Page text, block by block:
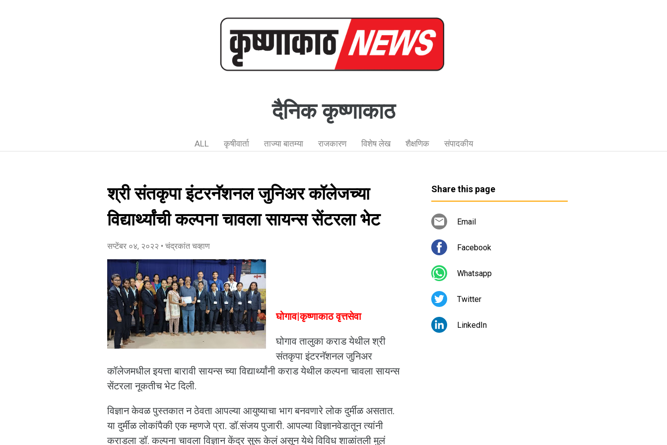
दैनिक कृष्णाकाठ
ALL कृषीवार्ता ताज्या बातम्या राजकारण विशेष लेख शैक्षणिक संपादकीय
श्री संतकृपा इंटरनॅशनल जुनिअर कॉलेजच्या
विद्यार्थ्यांची कल्पना चावला सायन्स सेंटरला भेट
सप्टेंबर ०४, २०२२ • चंद्रकांत चव्हाण
घोगाव|कृष्णाकाठ वृत्तसेवा
घोगाव तालुका कराड येथील श्री
संतकृपा इंटरनॅशनल जुनिअर
कॉलेजमधील इयत्ता बारावी सायन्स च्या विद्यार्थ्यांनी कराड येथील कल्पना चावला सायन्स
सेंटरला नूकतीच भेट दिली.
विज्ञान केवळ पुस्तकात न ठेवता आपल्या आयुष्याचा भाग बनवणारे लोक दुर्मीळ असतात.
या दुर्मीळ लोकांपैकी एक म्हणजे प्रा. डॉ.संजय पुजारी. आपल्या विज्ञानवेडातून त्यांनी
कराडला डॉ. कल्पना चावला विज्ञान केंद्र सुरू केलं असून येथे विविध शाळांतली मुलं
Share this page
Email
Facebook
Whatsapp
Twitter
LinkedIn